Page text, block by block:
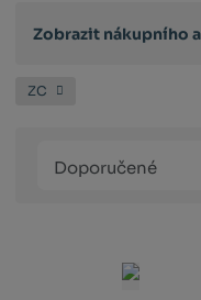
Zobrazit nákupního
ZC
produktů